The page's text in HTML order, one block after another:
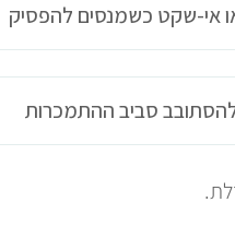
אי-שקט כשמנסים להפסיק
סביב ההתמכרות